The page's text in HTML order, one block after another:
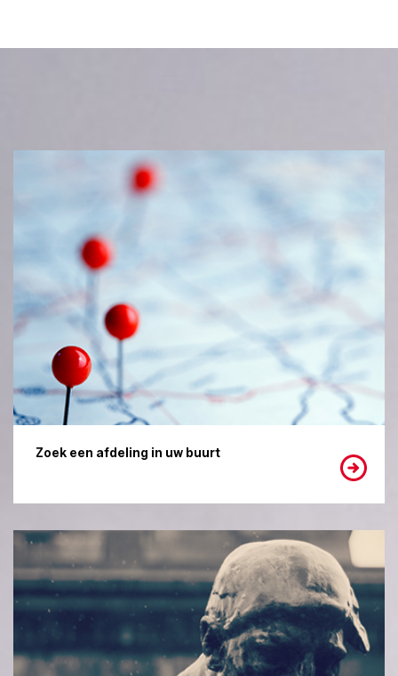
Zoek een afdeling in uw buurt